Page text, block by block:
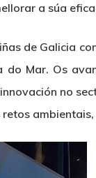
a súa
de Galicia
do Mar. Os
no